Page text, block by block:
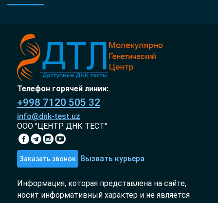
Телефон горячей линии:
+998 7120 505 32
info@dnk-test.uz
ООО "ЦЕНТР ДНК ТЕСТ"
Заказать звонок Вызвать курьера
Информация, которая представлена на сайте,
носит информативный характер и не является